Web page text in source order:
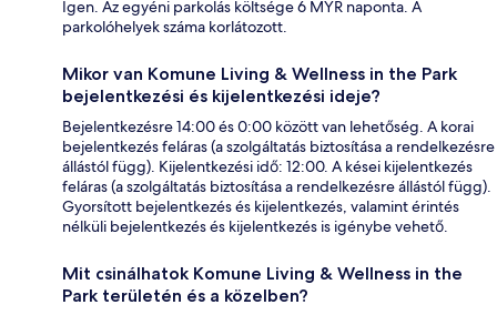
Igen. Az egyéni parkolás költsége 6 MYR naponta. A
parkolóhelyek száma korlátozott.
Mikor van Komune Living & Wellness in the Park
bejelentkezési és kijelentkezési ideje?
Bejelentkezésre 14:00 és 0:00 között van lehetőség. A korai
bejelentkezés feláras (a szolgáltatás biztosítása a rendelkezésre
állástól függ). Kijelentkezési idő: 12:00. A kései kijelentkezés
feláras (a szolgáltatás biztosítása a rendelkezésre állástól függ).
Gyorsított bejelentkezés és kijelentkezés, valamint érintés
nélküli bejelentkezés és kijelentkezés is igénybe vehető.
Mit csinálhatok Komune Living & Wellness in the
Park területén és a közelben?